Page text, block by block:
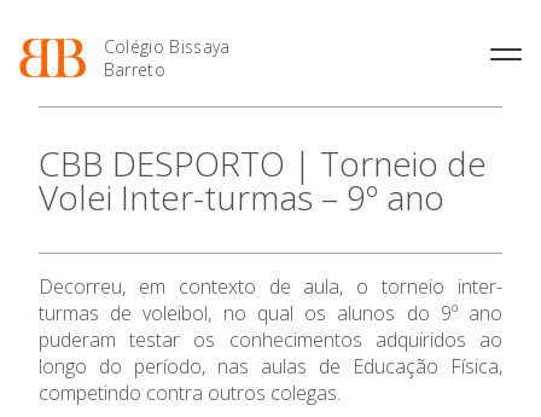
Colégio Bissaya
Barreto
O Colégio
Projeto Educativo
Organização
Colaboradores Não
Docentes
Instalações
Ofertas de emprego
Regulamentos
Oferta Formativa
Enriquecimento Curricular
Oferta Curricular
Sala de Estudo
Atividades de Interrupção
Letiva
Academia de LínguasEnsino Profissional
Profissionais
Matrículas
Termalismo
Curso de Técnico/a de Apoio
à Família e à Comunidade
Ofertas de Emprego
2027
Calendários
de Educação
SIGE
Secretariado de Exames
CBB DESPORTO | Torneio de
Volei Inter-turmas – 9º ano
Decorreu, em contexto de aula, o torneio inter-
turmas de voleibol, no qual os alunos do 9º ano
puderam testar os conhecimentos adquiridos ao
longo do período, nas aulas de Educação Física,
competindo contra outros colegas.